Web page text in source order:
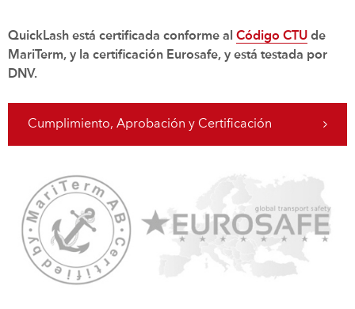
QuickLash está certificada conforme al Código CTU de
MariTerm, y la certificación Eurosafe, y está testada por
DNV.
Cumplimiento, Aprobación y Certificación